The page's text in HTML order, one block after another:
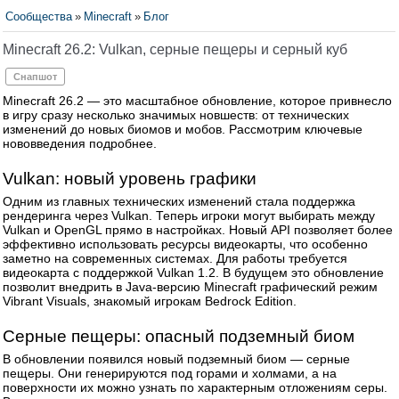
Сообщества » Minecraft » Блог
Minecraft 26.2: Vulkan, серные пещеры и серный куб
Снапшот
Minecraft 26.2 — это масштабное обновление, которое привнесло
в игру сразу несколько значимых новшеств: от технических
изменений до новых биомов и мобов. Рассмотрим ключевые
нововведения подробнее.
Vulkan: новый уровень графики
Одним из главных технических изменений стала поддержка
рендеринга через Vulkan. Теперь игроки могут выбирать между
Vulkan и OpenGL прямо в настройках. Новый API позволяет более
эффективно использовать ресурсы видеокарты, что особенно
заметно на современных системах. Для работы требуется
видеокарта с поддержкой Vulkan 1.2. В будущем это обновление
позволит внедрить в Java-версию Minecraft графический режим
Vibrant Visuals, знакомый игрокам Bedrock Edition.
Серные пещеры: опасный подземный биом
В обновлении появился новый подземный биом — серные
пещеры. Они генерируются под горами и холмами, а на
поверхности их можно узнать по характерным отложениям серы.